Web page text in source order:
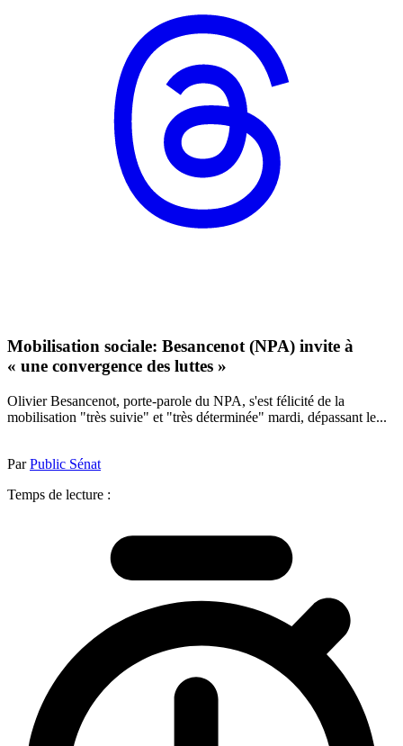
Mobilisation sociale: Besancenot (NPA) invite à
« une convergence des luttes »
Olivier Besancenot, porte-parole du NPA, s'est félicité de la
mobilisation "très suivie" et "très déterminée" mardi, dépassant le...
ParPublic Sénat
Temps de lecture :